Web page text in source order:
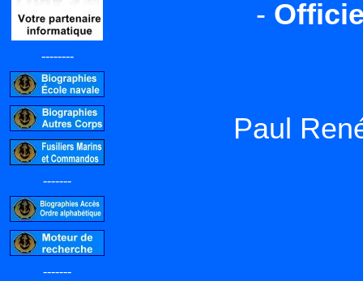
--------
-------
-------
-
Paul